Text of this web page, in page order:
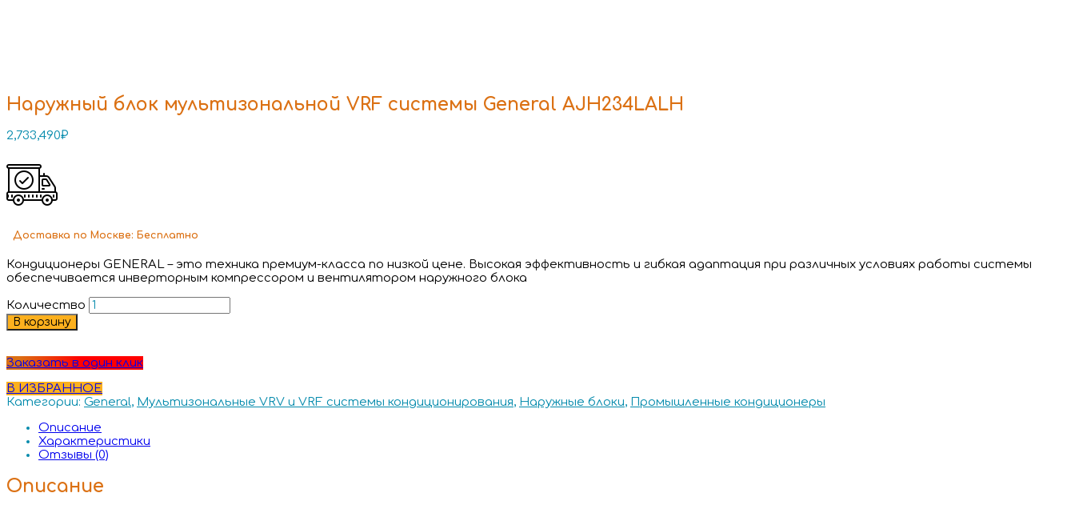
Наружный блок мультизональной VRF системы General AJH234LALH
2,733,490₽
Доставка по Москве: Бесплатно
Кондиционеры GENERAL – это техника премиум-класса по низкой цене. Высокая эффективность и гибкая адаптация при различных условиях работы системы
обеспечивается инверторным компрессором и вентилятором наружного блока
Количество
В корзину
Заказать в один клик
В ИЗБРАННОЕ
Категории: General, Мультизональные VRV и VRF системы кондиционирования, Наружные блоки, Промышленные кондиционеры
Описание
Характеристики
Отзывы (0)
Описание